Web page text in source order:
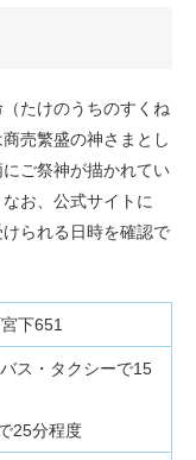
たけのうちのすくね
売繁盛の神さまとし
ご祭神が描かれてい
お、公式サイトに
けられる日時を確認で
下651
ス・タクシーで15
25分程度